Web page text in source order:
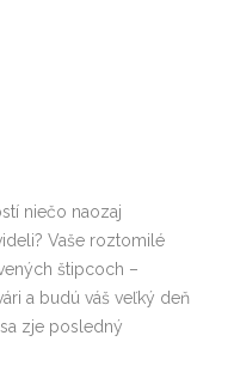
niečo naozaj
Vaše roztomilé
štipcoch –
a budú váš veľký deň
zje posledný